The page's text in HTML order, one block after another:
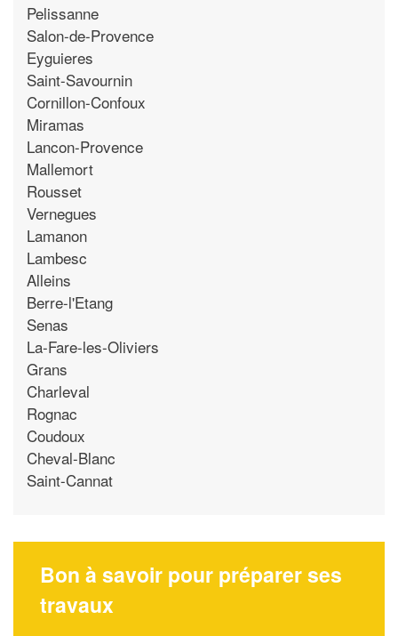
Pelissanne
Salon-de-Provence
Eyguieres
Saint-Savournin
Cornillon-Confoux
Miramas
Lancon-Provence
Mallemort
Rousset
Vernegues
Lamanon
Lambesc
Alleins
Berre-l'Etang
Senas
La-Fare-les-Oliviers
Grans
Charleval
Rognac
Coudoux
Cheval-Blanc
Saint-Cannat
Bon à savoir pour préparer ses
travaux